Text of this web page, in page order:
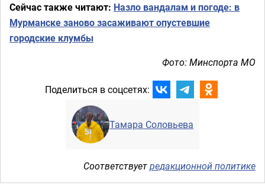
Сейчас также читают: Назло вандалам и погоде: в
Мурманске заново засаживают опустевшие
городские клумбы
Фото: Минспорта МО
Поделиться в соцсетях:
Тамара Соловьева
Соответствуетредакционной политике